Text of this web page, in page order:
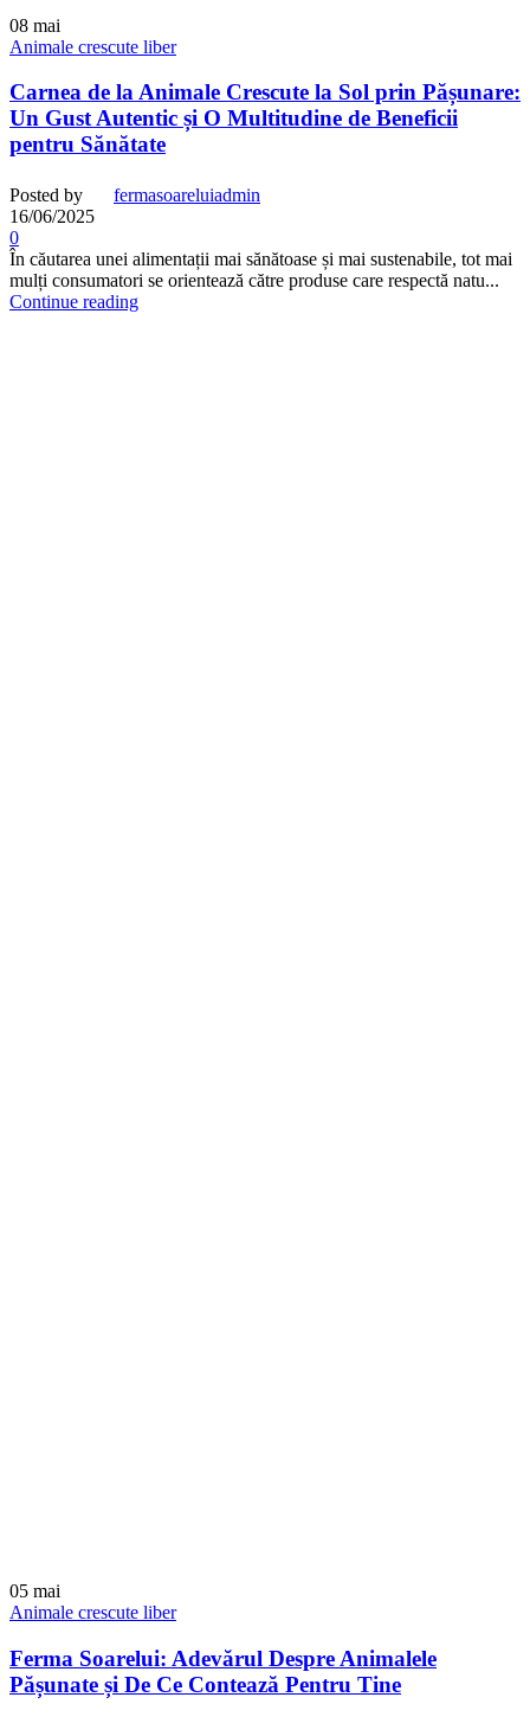
08 mai
Animale crescute liber
Carnea de la Animale Crescute la Sol prin Pășunare:
Un Gust Autentic și O Multitudine de Beneficii
pentru Sănătate
Posted by
fermasoareluiadmin
16/06/2025
0
În căutarea unei alimentații mai sănătoase și mai sustenabile, tot mai
mulți consumatori se orientează către produse care respectă natu...
Continue reading
05 mai
Animale crescute liber
Ferma Soarelui: Adevărul Despre Animalele
Pășunate și De Ce Contează Pentru Tine